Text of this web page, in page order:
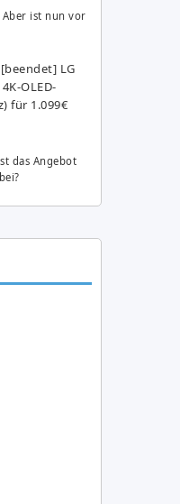
ist nun vor
[beendet] LG
OLED-
für 1.099€
das Angebot